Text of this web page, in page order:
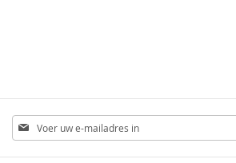
Abonneer
u
op